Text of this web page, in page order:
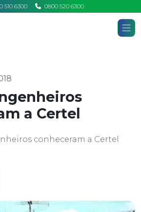
510 6300 0800 520 6300
a Certel
conheceram a Certel